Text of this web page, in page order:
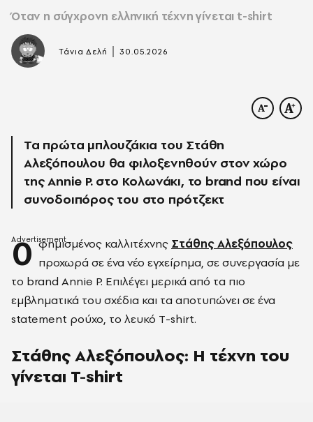
Όταν η σύγχρονη ελληνική τέχνη γίνεται t-shirt
Τάνια Δελή 30.05.2026
Τα πρώτα μπλουζάκια του Στάθη
Αλεξόπουλου θα φιλοξενηθούν στον χώρο
της Annie P. στο Κολωνάκι, το brand που είναι
συνοδοιπόρος του στο πρότζεκτ
0 φημισμένος καλλιτέχνης Στάθης Αλεξόπουλος
προχωρά σε ένα νέο εγχείρημα, σε συνεργασία με
το brand Annie P. Επιλέγει μερικά από τα πιο
εμβληματικά του σχέδια και τα αποτυπώνει σε ένα
statement ρούχο, το λευκό Τ-shirt.
Στάθης Αλεξόπουλος: Η τέχνη του
γίνεται T-shirt